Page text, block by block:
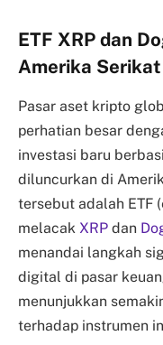
ETF XRP dan
Amerika Serikat
Pasar aset kripto
perhatian besar
investasi baru
diluncurkan di
tersebut adalah ETF
melacak XRP dan
menandai langkah
digital di pasar
menunjukkan
terhadap instrumen